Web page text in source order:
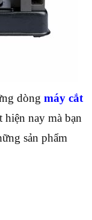
dòng máy cắt
hiện nay mà bạn
sản phẩm